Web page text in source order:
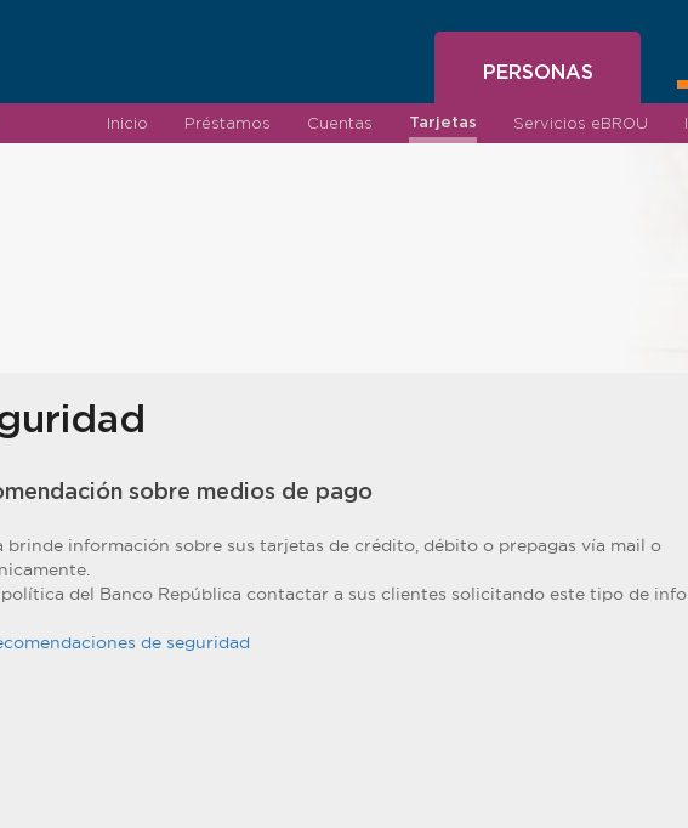
PERSONAS
Inicio Préstamos Cuentas Tarjetas Servicios eBROU
sobre medios de pago
brinde información sobre sus tarjetas de crédito, débito o prepagas vía mail o
política del Banco República contactar a sus clientes solicitando este tipo de
de seguridad